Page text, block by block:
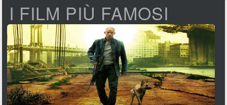
I FILM PIÙ FAMOSI